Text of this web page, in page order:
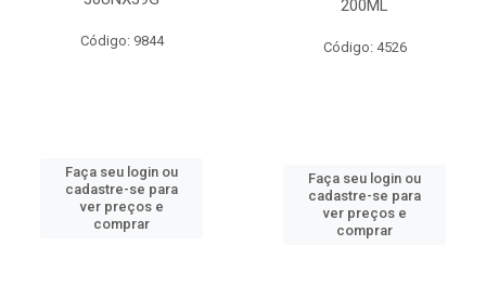
Código: 9844
Faça seu login ou
cadastre-se para
ver preços e
comprar
200ML
Código: 4526
Faça seu login ou
cadastre-se para
ver preços e
comprar